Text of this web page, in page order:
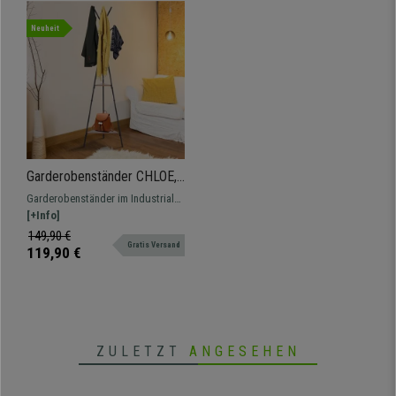
Neuheit
Garderobenständer CHLOE,
Industrieller Stil,
32,5x42,5x182cm,
schwarzes Metall und Holz
Garderobenständer im Industrial
Design aus Holz und Metall:
perfekt für das Büro oder den
Wohnungseingang
[+Info]
149,90 €
119,90 € Gratis Versand
ZULETZT ANGESEHEN